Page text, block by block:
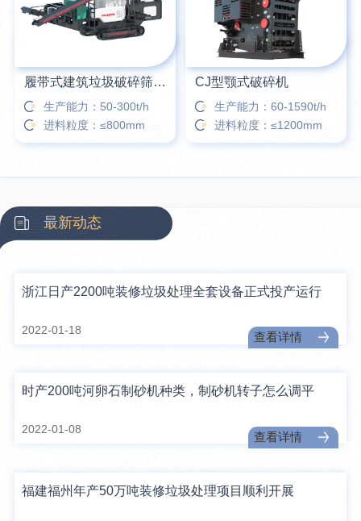
履带式建筑垃圾破碎筛分站
生产能力：50-300t/h
进料粒度：≤800mm
CJ型颚式破碎机
生产能力：60-1590t/h
进料粒度：≤1200mm
最新动态
浙江日产2200吨装修垃圾处理全套设备正式投产运行
2022-01-18
查看详情
时产200吨河卵石制砂机种类，制砂机转子怎么调平
2022-01-08
查看详情
福建福州年产50万吨装修垃圾处理项目顺利开展